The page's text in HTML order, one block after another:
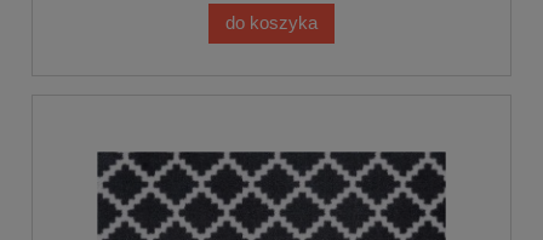
do koszyka